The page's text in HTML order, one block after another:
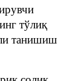
тўлиқ
танишиш